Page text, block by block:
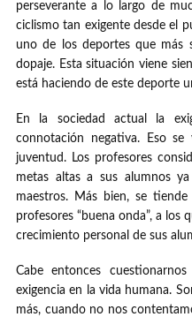
perseverante a lo largo de
ciclismo tan exigente desde el
uno de los deportes que más
dopaje. Esta situación viene
está haciendo de este deporte
En la sociedad actual la
connotación negativa. Eso
juventud. Los profesores
metas altas a sus alumnos
maestros. Más bien, se
profesores “buena onda”, a
crecimiento personal de sus
Cabe entonces
exigencia en la vida humana.
más, cuando no nos